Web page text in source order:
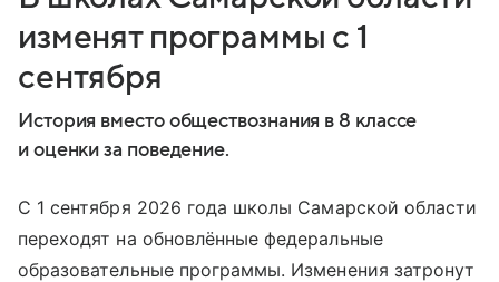
изменят программы с 1
сентября
История вместо обществознания в 8 классе
и оценки за поведение.
С 1 сентября 2026 года школы Самарской области
переходят на обновлённые федеральные
образовательные программы. Изменения затронут